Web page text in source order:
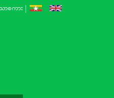
ာစကား